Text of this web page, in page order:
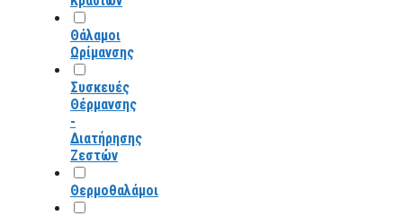
Θάλαμοι
Ωρίμανσης
Συσκευές
Θέρμανσης
-
Διατήρησης
Ζεστών
Θερμοθαλάμοι